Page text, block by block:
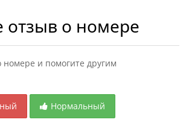
отзыв о номере
номере и помогите другим
Нормальный